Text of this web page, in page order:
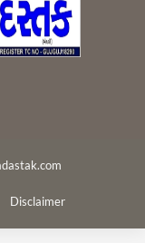
Disclaimer